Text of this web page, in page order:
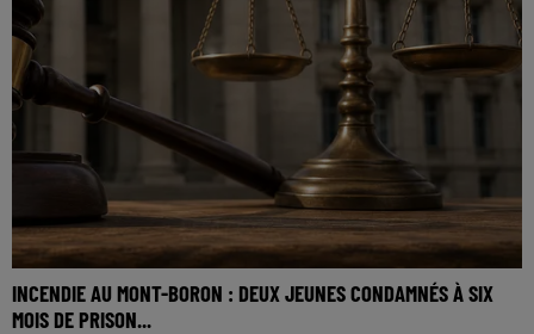
INCENDIE AU MONT-BORON : DEUX JEUNES CONDAMNÉS À SIX
MOIS DE PRISON...